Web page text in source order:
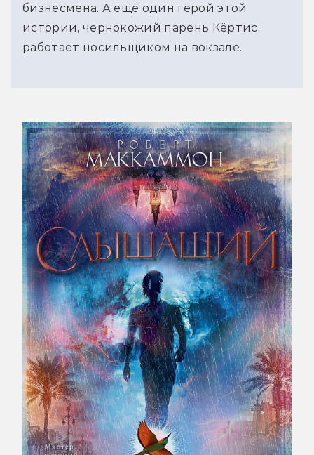
бизнесмена. А ещё один герой этой
истории, чернокожий парень Кёртис,
работает носильщиком на вокзале.